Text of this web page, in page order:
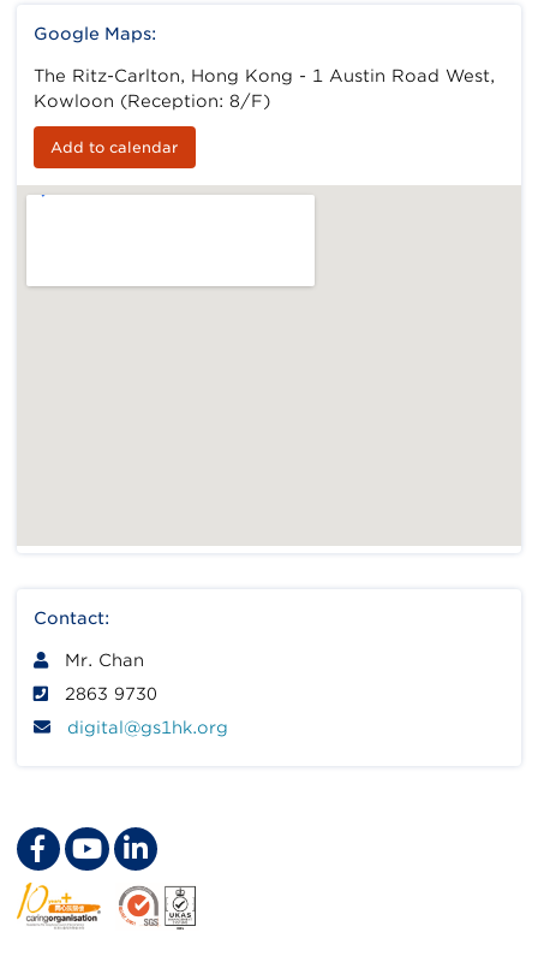
Google Maps:
The Ritz-Carlton, Hong Kong - 1 Austin Road West,
Kowloon (Reception: 8/F)
Add to calendar
Contact:
Mr. Chan
2863 9730
digital@gs1hk.org